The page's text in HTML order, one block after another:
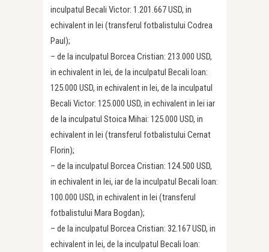
inculpatul Becali Victor: 1.201.667 USD, in
echivalent in lei (transferul fotbalistului Codrea
Paul);
– de la inculpatul Borcea Cristian: 213.000 USD,
in echivalent in lei, de la inculpatul Becali Ioan:
125.000 USD, in echivalent in lei, de la inculpatul
Becali Victor: 125.000 USD, in echivalent in lei iar
de la inculpatul Stoica Mihai: 125.000 USD, in
echivalent in lei (transferul fotbalistului Cernat
Florin);
– de la inculpatul Borcea Cristian: 124.500 USD,
in echivalent in lei, iar de la inculpatul Becali Ioan:
100.000 USD, in echivalent in lei (transferul
fotbalistului Mara Bogdan);
– de la inculpatul Borcea Cristian: 32.167 USD, in
echivalent in lei, de la inculpatul Becali Ioan: